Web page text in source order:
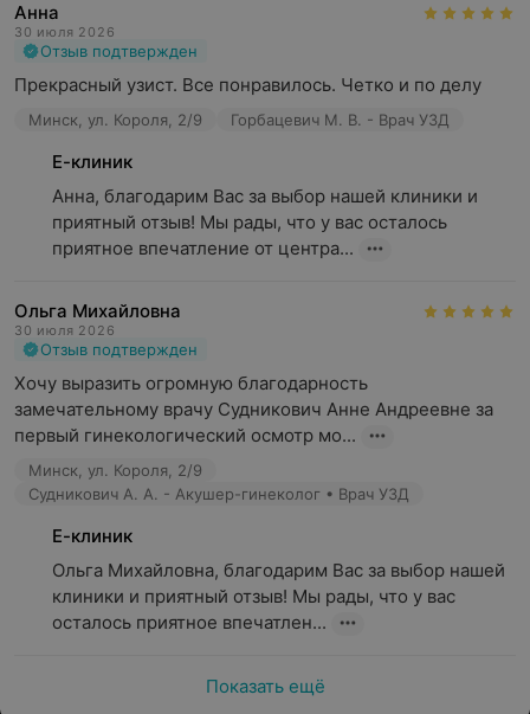
Анна
30 июля 2026
Отзыв подтвержден
Прекрасный узист. Все понравилось. Четко и по делу
Минск, ул. Короля, 2/9 Горбацевич М. В. - Врач УЗД
Е-клиник
Анна, благодарим Вас за выбор нашей клиники и
приятный отзыв! Мы рады, что у вас осталось
приятное впечатление от центра...
Ольга Михайловна
30 июля 2026
Отзыв подтвержден
Хочу выразить огромную благодарность
замечательному врачу Судникович Анне Андреевне за
первый гинекологический осмотр мо...
Минск, ул. Короля, 2/9
Судникович А. А. - Акушер-гинеколог • Врач УЗД
Е-клиник
Ольга Михайловна, благодарим Вас за выбор нашей
клиники и приятный отзыв! Мы рады, что у вас
осталось приятное впечатлен...
Показать ещё